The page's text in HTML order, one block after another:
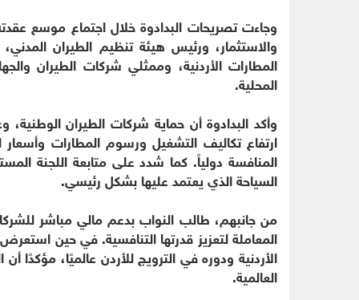
وجاءت تصريحات البدادوة خلال اجتماع موسع عقدته
والاستثمار، ورئيس هيئة تنظيم الطيران
المطارات الأردنية، وممثلي شركات الطيران
المحلية.
وأكد البدادوة أن حماية شركات الطيران
ارتفاع تكاليف التشغيل ورسوم المطارات وأسعار
المنافسة دولياً. كما شدد على متابعة اللجنة
السياحة الذي يعتمد عليها بشكل رئيسي.
من جانبهم، طالب النواب بدعم مالي مباشر
المعاملة لتعزيز قدرتها التنافسية. في حين
الأردنية ودوره في الترويج للأردن عالميًا،
العالمية.